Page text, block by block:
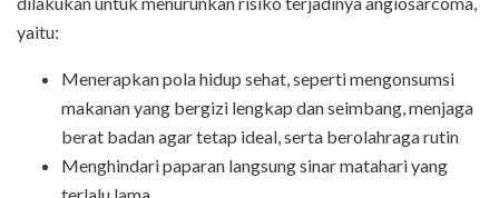
yaitu:
Menerapkan pola hidup sehat, seperti mengonsumsi
makanan yang bergizi lengkap dan seimbang, menjaga
berat badan agar tetap ideal, serta berolahraga rutin
Menghindari paparan langsung sinar matahari yang